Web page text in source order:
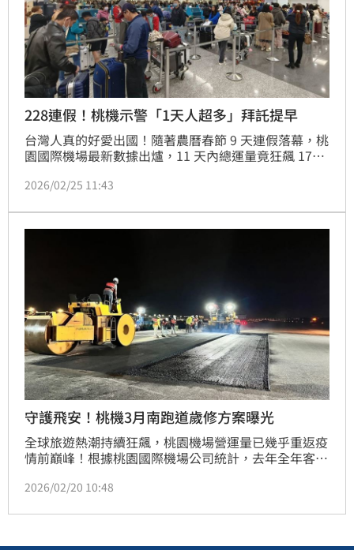
228連假！桃機示警「1天人超多」拜託提早
台灣人真的好愛出國！隨著農曆春節 9 天連假落幕，桃
園國際機場最新數據出爐，11 天內總運量竟狂飆 170.6
連假又要來了，桃機公司今（25）日發出強力預警，直
時」**抵達，否則恐怕只能眼睜睜看著飛機飛走！
2026/02/25 11:43
守護飛安！桃機3月南跑道歲修方案曝光
全球旅遊熱潮持續狂飆，桃園機場營運量已幾乎重返疫
情前巔峰！根據桃園國際機場公司統計，去年全年客運
水準。為了確保飛航安全並迎接更龐大的旅客人次，桃
2026/02/20 10:48